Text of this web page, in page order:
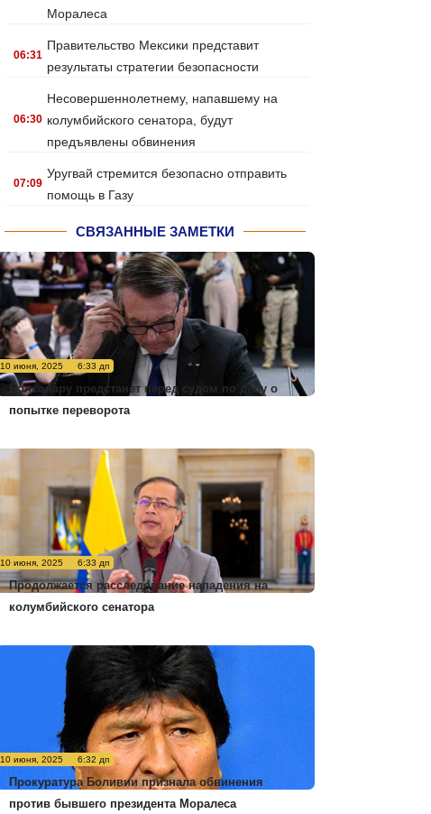
Моралеса
.06:31
Правительство Мексики представит
результаты стратегии безопасности
.06:30
Несовершеннолетнему, напавшему на
колумбийского сенатора, будут
предъявлены обвинения
.07:09
Уругвай стремится безопасно отправить
помощь в Газу
СВЯЗАННЫЕ ЗАМЕТКИ
10 июня, 2025 6:33 дп
Болсонару предстанет перед судом по делу о
попытке переворота
10 июня, 2025 6:33 дп
Продолжается расследование нападения на
колумбийского сенатора
10 июня, 2025 6:32 дп
Прокуратура Боливии признала обвинения
против бывшего президента Моралеса